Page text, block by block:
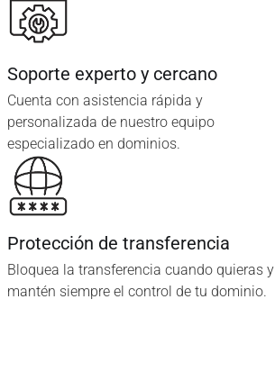
Soporte experto y cercano
Cuenta con asistencia rápida y
personalizada de nuestro equipo
especializado en dominios.
Protección de transferencia
Bloquea la transferencia cuando quieras y
mantén siempre el control de tu dominio.